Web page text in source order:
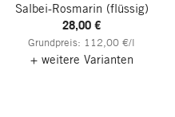
Salbei-Rosmarin (flüssig)
28,00 €
Grundpreis: 112,00 €/l
+ weitere Varianten